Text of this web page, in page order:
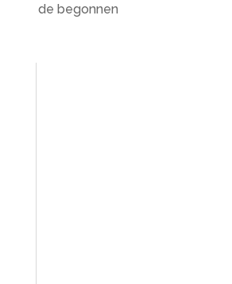
de begonnen